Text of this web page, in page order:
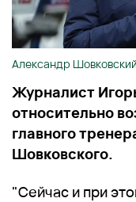
Александр
Журналист
относительно
главного
Шовковского.
"Сейчас и при